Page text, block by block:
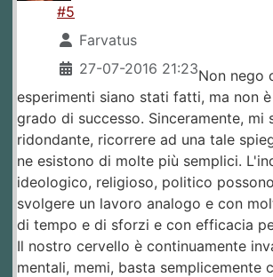
#5
Farvatus
27-07-2016 21:23Non nego
esperimenti siano stati fatti, ma non
grado di successo. Sinceramente, mi
ridondante, ricorrere ad una tale
ne esistono di molte più semplici.
ideologico, religioso, politico
svolgere un lavoro analogo e con
di tempo e di sforzi e con efficacia
Il nostro cervello è continuamente
mentali, memi, basta semplicemente